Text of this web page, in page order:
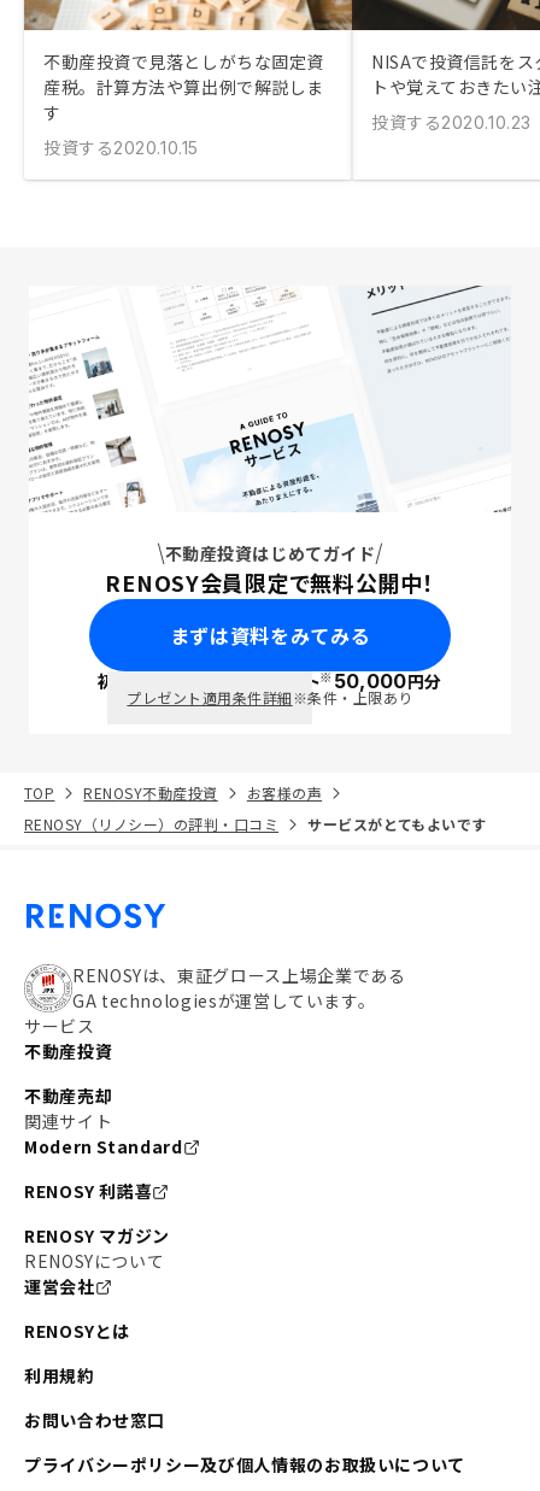
不動産投資で見落としがちな固定資
産税。計算方法や算出例で解説しま
す
投資する2020.10.15
NISAで投資信託を
トや覚えておきたい
投資する2020.10.23
不動産投資はじめてガイド
RENOSY会員限定で無料公開中！
まずは資料をみてみる
初回面談で ポイント※50,000円分
プレゼント適用条件詳細※条件・上限あり
TOP RENOSY不動産投資
お客様の声
RENOSY（リノシー）の評判・口コミ
サービスがとてもよいです
RENOSYは、東証グロース上場企業である
GA technologiesが運営しています。
サービス
不動産投資
不動産売却
関連サイト
Modern Standard
RENOSY 利諾喜
RENOSY マガジン
RENOSYについて
運営会社
RENOSYとは
利用規約
お問い合わせ窓口
プライバシーポリシー及び個人情報のお取扱いについて